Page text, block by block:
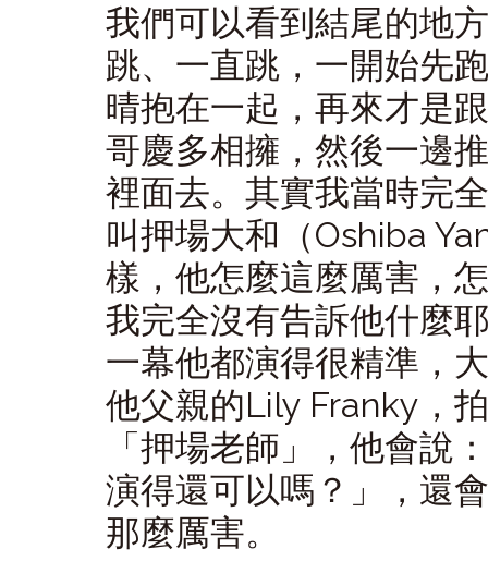
我們可以看到結尾的地
跳、一直跳，一開始先
晴抱在一起，再來才是
哥慶多相擁，然後一邊
裡面去。其實我當時完
叫押場大和（Oshiba
樣，他怎麼這麼厲害，
我完全沒有告訴他什麼
一幕他都演得很精準，
他父親的Lily Franky，
「押場老師」，他會說
演得還可以嗎？」，還
那麼厲害。